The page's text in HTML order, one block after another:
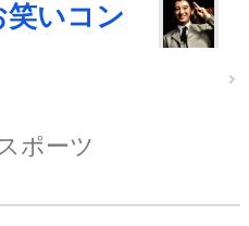
笑いコン
ポーツ